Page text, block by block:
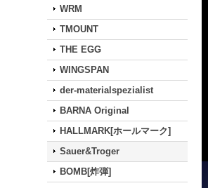
WRM
TMOUNT
THE EGG
WINGSPAN
der-materialspezialist
BARNA Original
HALLMARK[ホールマーク]
Sauer&Troger
BOMB[炸弾]